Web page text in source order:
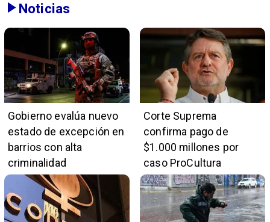
Noticias
Gobierno evalúa nuevo
estado de excepción en
barrios con alta
criminalidad
Corte Suprema
confirma pago de
$1.000 millones por
caso ProCultura